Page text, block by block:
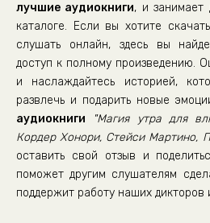
лучшие аудиокниги, и занимает
каталоге. Если вы хотите
слушать онлайн, здесь вы
доступ к полному произведению.
и наслаждайтесь историей,
развлечь и подарить новые
аудиокниги
"Магия утра для
Кордер Хонори, Стейси Мартино,
оставить свой отзыв и
поможет другим слушателям
поддержит работу наших дикторов